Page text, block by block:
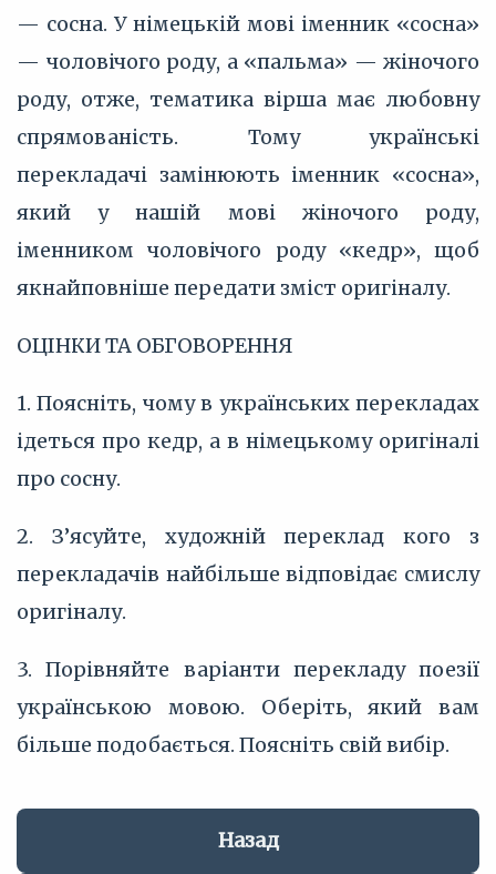
— сосна. У німецькій мові іменник «сосна»
— чоловічого роду, а «пальма» — жіночого
роду, отже, тематика вірша має любовну
спрямованість. Тому українські
перекладачі замінюють іменник «сосна»,
який у нашій мові жіночого роду,
іменником чоловічого роду «кедр», щоб
якнайповніше передати зміст оригіналу.
ОЦІНКИ ТА ОБГОВОРЕННЯ
1. Поясніть, чому в українських перекладах
ідеться про кедр, а в німецькому оригіналі
про сосну.
2. З’‎ясуйте, художній переклад кого з
перекладачів найбільше відповідає смислу
оригіналу.
3. Порівняйте варіанти перекладу поезії
українською мовою. Оберіть, який вам
більше подобається. Поясніть свій вибір.
Назад